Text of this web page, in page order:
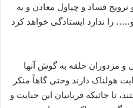
فساد و چپاول معادن و به
را ندارد ایستادگی خواهد کرد
و مزدوران حلقه به گوش آنها
هولناک دارند وحتی گاهاً منکر
تا جائیکه قربانیان این جنایت و